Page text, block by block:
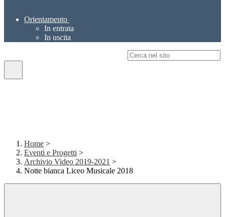
Orientamento
In entrata
In uscita
Home >
Eventi e Progetti >
Archivio Video 2019-2021 >
Notte bianca Liceo Musicale 2018